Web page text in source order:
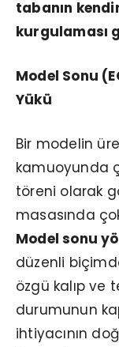
tabanın
kurgulaması
Model Sonu
Yükü
Bir modelin
kamuoyunda
töreni olarak
masasında
Model sonu
düzenli
özgü kalıp ve
durumunun
ihtiyacının